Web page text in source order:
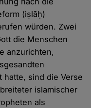
(iṣlāḥ)
würden. Zwei
die Menschen
anzurichten,
hatte, sind die Verse
islamischer
als